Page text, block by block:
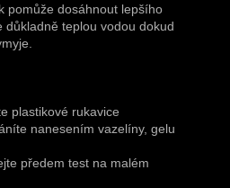
pomůže dosáhnout lepšího
důkladně teplou vodou dokud
plastikové rukavice
nanesením vazelíny, gelu
předem test na malém